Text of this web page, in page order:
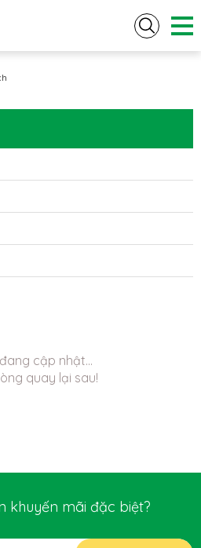
cập nhật...
quay lại sau!
khuyến mãi đặc biệt?